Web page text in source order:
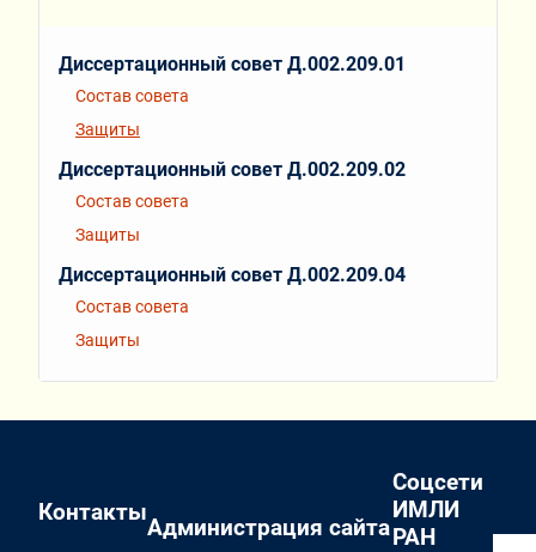
Диссертационный совет Д.002.209.01
Состав совета
Защиты
Диссертационный совет Д.002.209.02
Состав совета
Защиты
Диссертационный совет Д.002.209.04
Состав совета
Защиты
Контакты
Администрация сайта
Соцсети
ИМЛИ
РАН